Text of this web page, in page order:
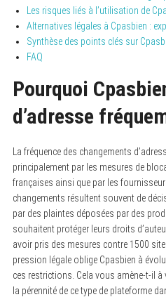
Les risques liés à l’utilisation de
Alternatives légales à Cpasbien :
Synthèse des points clés sur
FAQ
Pourquoi
d’adresse
La fréquence des changements
principalement par les mesures de
françaises ainsi que par les
changements résultent souvent de
par des plaintes déposées par des
souhaitent protéger leurs droits
avoir pris des mesures contre 1500
pression légale oblige Cpasbien à
ces restrictions. Cela vous amène-t-il
la pérennité de ce type de plateforme